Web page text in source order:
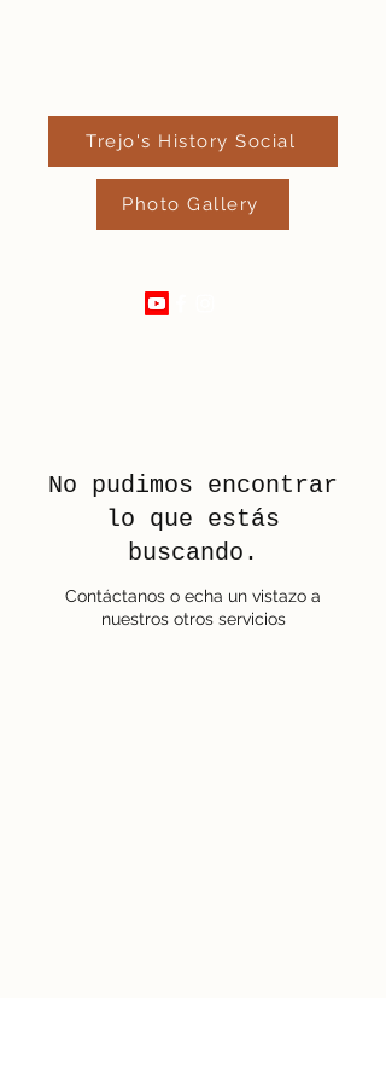
Trejo's History Social
Photo Gallery
No pudimos encontrar
lo que estás
buscando.
Contáctanos o echa un vistazo a
nuestros otros servicios